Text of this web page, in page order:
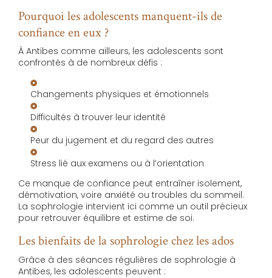
Pourquoi les adolescents manquent-ils de
confiance en eux ?
À Antibes comme ailleurs, les adolescents sont
confrontés à de nombreux défis :
Changements physiques et émotionnels
Difficultés à trouver leur identité
Peur du jugement et du regard des autres
Stress lié aux examens ou à l’orientation
Ce manque de confiance peut entraîner isolement,
démotivation, voire anxiété ou troubles du sommeil.
La sophrologie intervient ici comme un outil précieux
pour retrouver équilibre et estime de soi.
Les bienfaits de la sophrologie chez les ados
Grâce à des séances régulières de sophrologie à
Antibes, les adolescents peuvent :